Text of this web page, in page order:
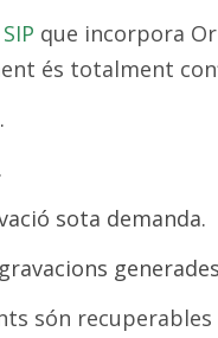
que incorpora
és totalment
sota demanda.
són